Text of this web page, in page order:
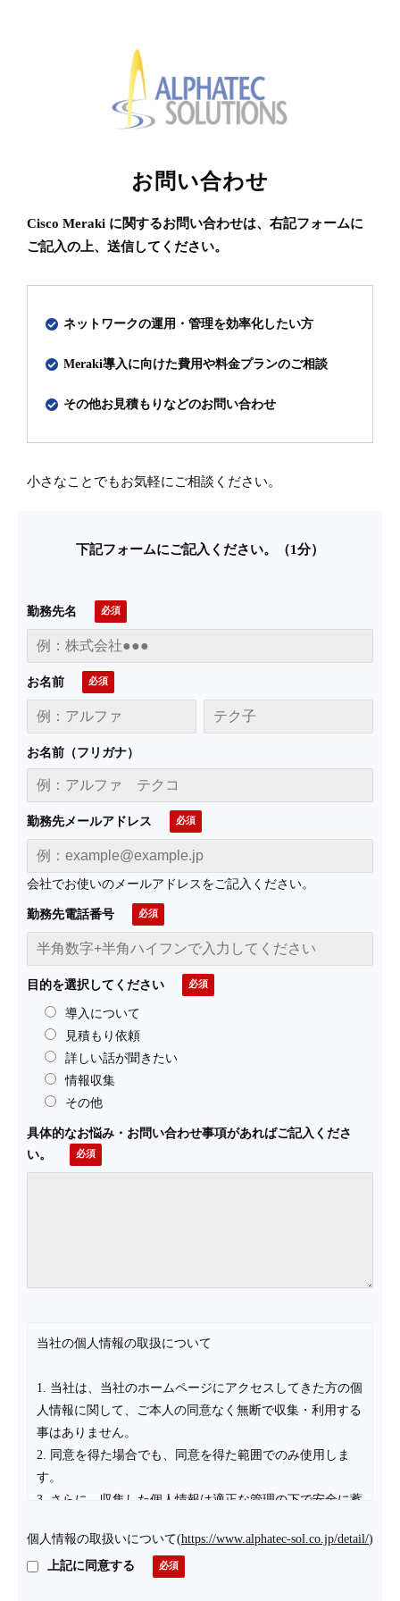
お問い合わせ
Cisco Meraki に関するお問い合わせは、右記フォームに
ご記入の上、送信してください。
ネットワークの運用・管理を効率化したい方
Meraki導入に向けた費用や料金プランのご相談
その他お見積もりなどのお問い合わせ
小さなことでもお気軽にご相談ください。
下記フォームにご記入ください。（1分）
勤務先名
お名前
お名前（フリガナ）
勤務先メールアドレス
会社でお使いのメールアドレスをご記入ください。
勤務先電話番号
目的を選択してください
導入について
見積もり依頼
詳しい話が聞きたい
情報収集
その他
具体的なお悩み・お問い合わせ事項があればご記入くださ
い。
当社の個人情報の取扱について
1. 当社は、当社のホームページにアクセスしてきた方の個
人情報に関して、ご本人の同意なく無断で収集・利用する
事はありません。
2. 同意を得た場合でも、同意を得た範囲でのみ使用しま
す。
3. さらに、収集した個人情報は適正な管理の下で安全に蓄
個人情報の利用目的について
個人情報の取扱いについて(https://www.alphatec-sol.co.jp/detail/)
上記に同意する